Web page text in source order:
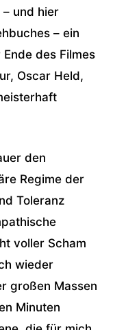
– und hier
– ein
des Filmes
Oscar Held,
den
Regime der
Toleranz
voller Scham
wieder
großen Massen
Minuten